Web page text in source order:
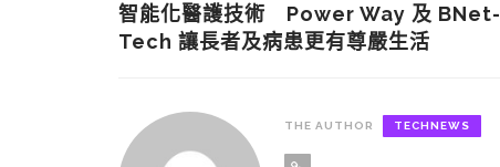
智能化醫護技術 Power Way 及 BNet-
Tech 讓長者及病患更有尊嚴生活
THE AUTHOR TECHNEWS